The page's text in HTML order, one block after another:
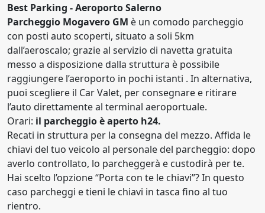
Best Parking - Aeroporto Salerno
Parcheggio Mogavero GM è un comodo parcheggio
con posti auto scoperti, situato a soli 5km
dall’aeroscalo; grazie al servizio di navetta gratuita
messo a disposizione dalla struttura è possibile
raggiungere l’aeroporto in pochi istanti . In alternativa,
puoi scegliere il Car Valet, per consegnare e ritirare
l’auto direttamente al terminal aeroportuale.
Orari: il parcheggio è aperto h24.
Recati in struttura per la consegna del mezzo. Affida le
chiavi del tuo veicolo al personale del parcheggio: dopo
averlo controllato, lo parcheggerà e custodirà per te.
Hai scelto l’opzione “Porta con te le chiavi”? In questo
caso parcheggi e tieni le chiavi in tasca fino al tuo
rientro.